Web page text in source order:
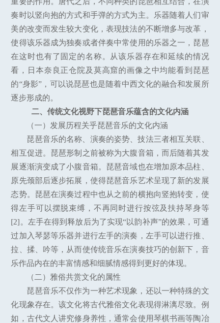
奏时以竖向抱的方式和手弹的方式为主。乐器随着人们审
美的改变而发生较大变化，表现技法的不断增多与改革，
使得该乐器成为独奏或者伴奏中常使用的乐器之一，琵琶
在这时也有了固定的名称。从该乐器存在和延续的情况
看，日本奈良正仓院及莫高窟的画像之中均能看到琵琶
的“身影”，可以说琵琶也是随着中西文化的融合和发展所
逐步形成的。
二、传统文化视野下琵琶音乐蕴含的文化内涵
（一）发展历程关乎琵琶音乐的文化内涵
琵琶音乐的名称、演奏的姿势、技法三者相互关联、
相互促进。琵琶形制之前被称为大腹音箱，而后随着其发
展逐渐演变成了小腹音箱。琵琶音域也在增加原本品柱、
原先颈部后逐步拓展，使得琵琶音乐艺术呈现了新的发展
态势。琵琶在演奏过程中也从之前的横抱向竖抱转变，使
得左手可以摆脱束缚，不再同时进行按弦及扶持琴身等
[2]。左手在得到释放后为了实现“以韵补声”的效果，可通
过加入琴瑟等乐器并进行左手的演奏，左手可以进行推、
拉、揉、吟等，从而使传统音乐在演奏技巧的创新下，音
乐作品内在的丰富情感和细腻情感得到更好的体现。
（二）雅俗共赏文化的属性
琵琶音乐不仅作为一种艺术现象，还以一种特殊的文
化现象存在。该文化将古代雅俗文化表现得淋漓尽致。例
如，古代文人讲究修身养性，通常会使用琴棋书画等陶冶